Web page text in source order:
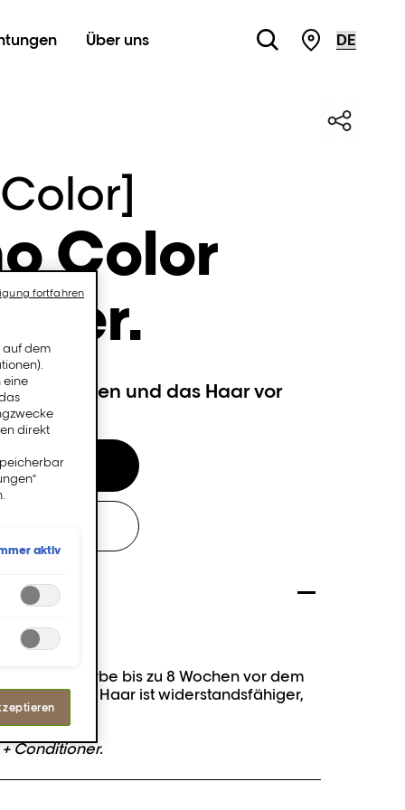
Über uns STORE
Color
Verblassen und das Haar vor
die Farbe bis zu 8 Wochen vor dem
Das Haar ist widerstandsfähiger,
weicher.
Conditioner.
auf dem
eine
direkt
aktiv
fortfahren